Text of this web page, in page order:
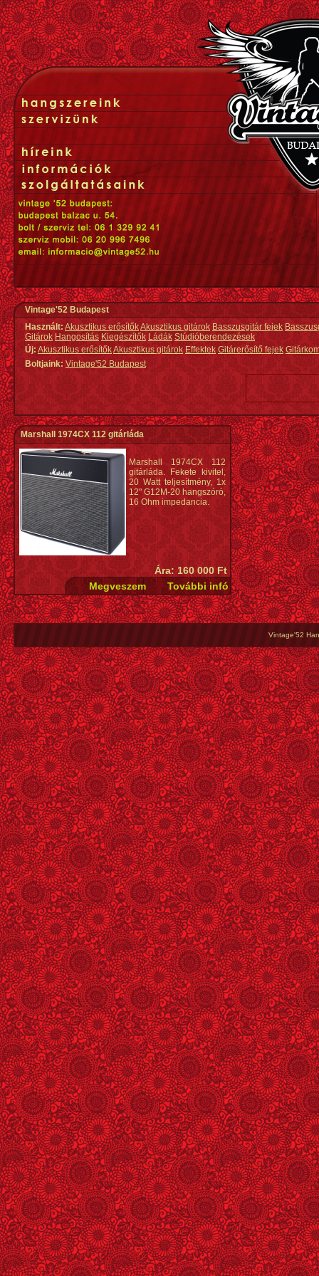
Vintage'52 Budapest
Használt: Akusztikus erősítőkAkusztikus gitárok Basszusgitár fejek
Gitárok Hangosítás Kiegészítők Ládák Stúdióberendezések
Új:Akusztikus erősítőkAkusztikus gitárok Effektek Gitárerősítő fejek
Boltjaink: Vintage'52 Budapest
Marshall 1974CX 112 gitárláda
Marshall 1974CX 112
gitárláda. Fekete kivitel,
20 Watt teljesítmény, 1x
12" G12M-20 hangszóró,
16 Ohm impedancia.
Ára: 160 000 Ft
Vintage'52